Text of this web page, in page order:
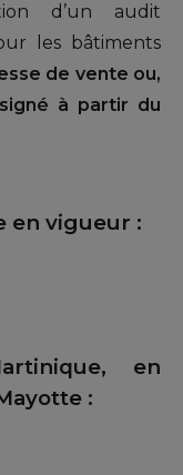
d’un audit
les bâtiments
de vente ou,
à partir du
en vigueur :
en
: